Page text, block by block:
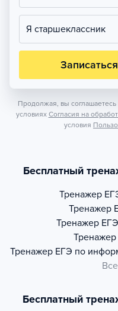
Я старшеклассник
Продолжая, вы
условиях Согласия на
условия
Бесплатный
Тренажер
Тренажер
Тренажер
Тренажер
Тренажер ЕГЭ по
Бесплатный